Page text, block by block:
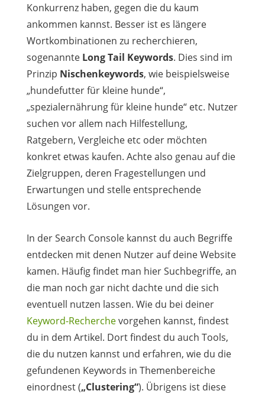
Konkurrenz haben, gegen die du kaum
ankommen kannst. Besser ist es längere
Wortkombinationen zu recherchieren,
sogenannte Long Tail Keywords. Dies sind im
Prinzip Nischenkeywords, wie beispielsweise
„hundefutter für kleine hunde“,
„spezialernährung für kleine hunde“ etc. Nutzer
suchen vor allem nach Hilfestellung,
Ratgebern, Vergleiche etc oder möchten
konkret etwas kaufen. Achte also genau auf die
Zielgruppen, deren Fragestellungen und
Erwartungen und stelle entsprechende
Lösungen vor.
In der Search Console kannst du auch Begriffe
entdecken mit denen Nutzer auf deine Website
kamen. Häufig findet man hier Suchbegriffe, an
die man noch gar nicht dachte und die sich
eventuell nutzen lassen. Wie du bei deiner
Keyword-Recherchevorgehen kannst, findest
du in dem Artikel. Dort findest du auch Tools,
die du nutzen kannst und erfahren, wie du die
gefundenen Keywords in Themenbereiche
einordnest („Clustering“). Übrigens ist diese